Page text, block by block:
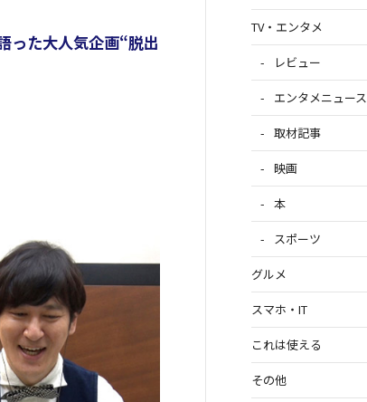
った大人気企画“脱出
TV・エンタメ
レビュー
エンタメニュース
取材記事
映画
本
スポーツ
グルメ
スマホ・IT
これは使える
その他